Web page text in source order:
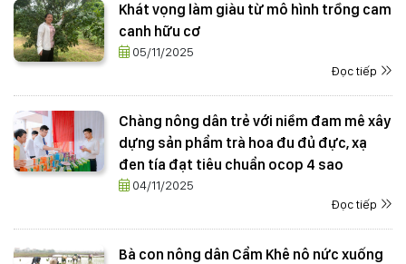
Khát vọng làm giàu từ mô hình trồng cam
canh hữu cơ
05/11/2025
Đọc tiếp
Chàng nông dân trẻ với niềm đam mê xây
dựng sản phẩm trà hoa đu đủ đực, xạ
đen tía đạt tiêu chuẩn ocop 4 sao
04/11/2025
Đọc tiếp
Bà con nông dân Cẩm Khê nô nức xuống